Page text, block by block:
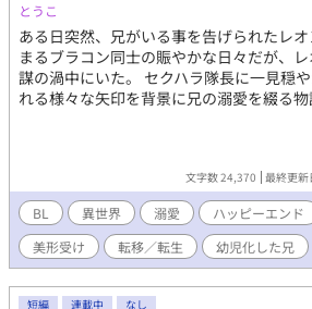
とうこ
ある日突然、兄がいる事を告げられたレ
まるブラコン同士の賑やかな日々だが、
謀の渦中にいた。 セクハラ隊長に一見穏
れる様々な矢印を背景に兄の溺愛を綴る物
文字数 24,370 最終更
BL 異世界 溺愛 ハッピーエンド
美形受け
転移／転生 幼児化した兄
短編 連載中 なし